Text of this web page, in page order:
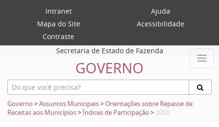
Intranet
Ajuda
Mapa do Site
Acessibilidade
Contraste
Secretaria de Estado de Fazenda
GOVERNO
Governo >Assuntos Municipais>Orientações sobre Repasse de
Receitas aos Municípios> Índices de Participação > 2008